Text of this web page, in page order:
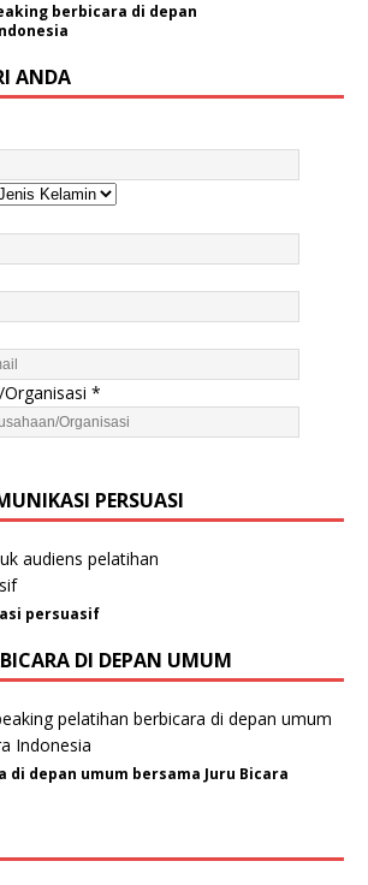
berbicara di depan
ANDA
*
PERSUASI
persuasif
DI DEPAN UMUM
depan umum bersama Juru Bicara